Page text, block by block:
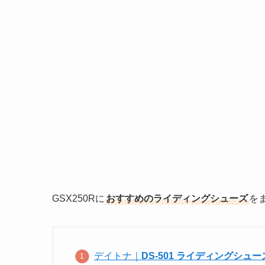
GSX250Rに おすすめのライディングシューズ を
デイトナ｜
DS-501 ライディングシュー